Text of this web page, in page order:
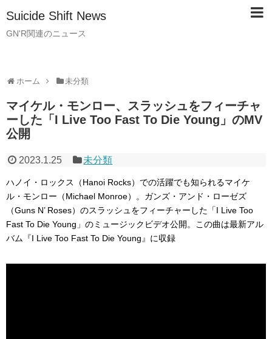
Suicide Shift News
GN'R関連のニュース
ホーム 未分類
マイケル・モンロー、スラッシュをフィーチャ
ーした「I Live Too Fast To Die Young」のMV
公開
2023.1.25 未分類
ハノイ・ロックス（Hanoi Rocks）での活躍でも知られるマイケ
ル・モンロー（Michael Monroe）。ガンズ・アンド・ローゼズ
（Guns N’ Roses）のスラッシュをフィーチャーした「I Live Too
Fast To Die Young」のミュージックビデオ公開。この曲は最新アル
バム『I Live Too Fast To Die Young』に収録